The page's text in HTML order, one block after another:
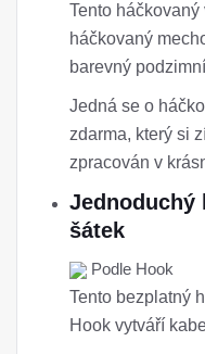
Tento
háčkovaný
barevný
Jedná se o
zdarma, který si
zpracován v
Jednoduchý
šátek
Podle Hook
Tento bezplatný
Hook vytváří